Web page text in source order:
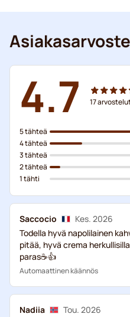
4.7 17
5 tähteä
4 tähteä
3 tähteä
2 tähteä
1 tähti
Saccocio
Kes. 2026
Todella hyvä napolilainen
pitää, hyvä crema
paras☕👍
Automaattinen käännös
Nadiia
Tou. 2026